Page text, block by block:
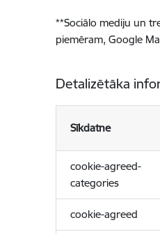
**Sociālo mediju un
piemēram, Google
Detalizētāka
Sīkdatne
cookie-agreed-
categories
cookie-agreed